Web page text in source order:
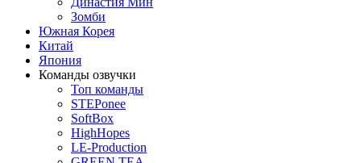
Зомби
Южная Корея
Китай
Япония
Команды озвучки
Топ команды
STEPonee
SoftBox
HighHopes
LE-Production